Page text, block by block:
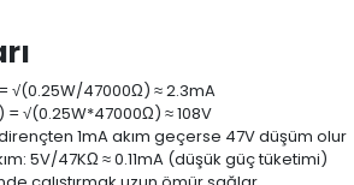
√(0.25W/47000Ω) ≈ 2.3mA
√(0.25W*47000Ω) ≈ 108V
1mA akım geçerse 47V düşüm olur
5V/47KΩ ≈ 0.11mA (düşük güç tüketimi)